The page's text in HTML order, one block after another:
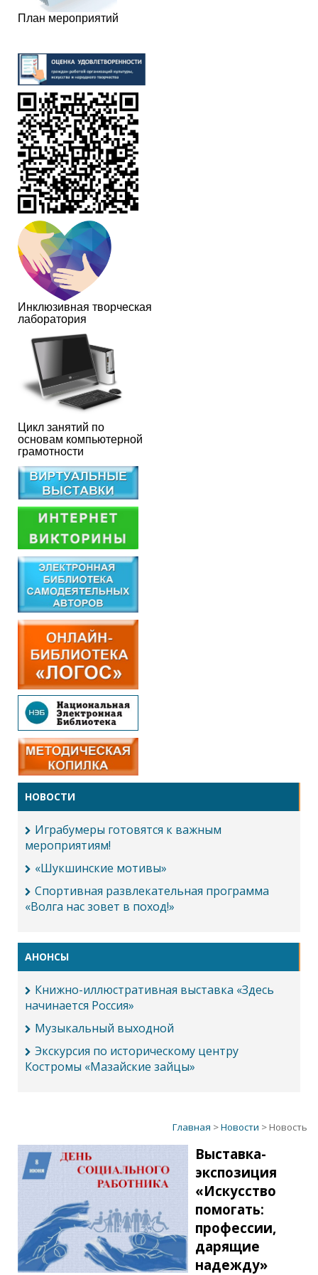
План мероприятий
Инклюзивная творческая
лаборатория
Цикл занятий по
основам компьютерной
грамотности
НОВОСТИ
Играбумеры готовятся к важным
мероприятиям!
«Шукшинские мотивы»
Спортивная развлекательная программа
«Волга нас зовет в поход!»
АНОНСЫ
Книжно-иллюстративная выставка «Здесь
начинается Россия»
Музыкальный выходной
Экскурсия по историческому центру
Костромы «Мазайские зайцы»
Главная >Новости > Новость
Выставка-
экспозиция
«Искусство
помогать:
профессии,
дарящие
надежду»